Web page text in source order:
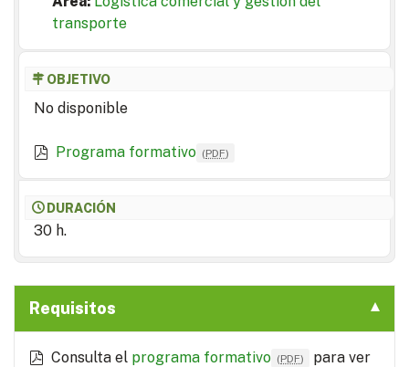
transporte
OBJETIVO
No disponible
Programa formativo (PDF)
DURACIÓN
30 h.
Requisitos
Consulta el programa formativo (PDF)
para ver